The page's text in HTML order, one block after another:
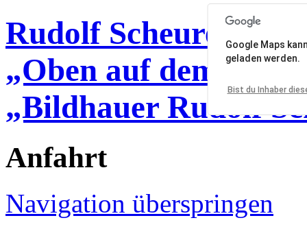
Rudolf Scheurer,
„Oben auf dem
„Bildhauer Rudolf
Anfahrt
Navigation überspringen
Google Maps
geladen werden.
Bist du Inhaber